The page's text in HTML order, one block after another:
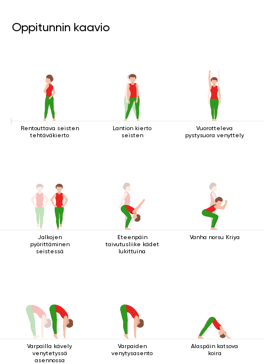
Oppitunnin kaavio
Rentouttava seisten
tehtäväkierto
Lantion kierto
seisten
Vuorotteleva
pystysuora venyttely
Jalkojen
pyörittäminen
seistessä
Eteenpäin
taivutusliike kädet
lukittuina
Vanha norsu Kriya
Varpailla kävely
venytetyssä
asennossa
Varpaiden
venytysasento
Alaspäin katsova
koira